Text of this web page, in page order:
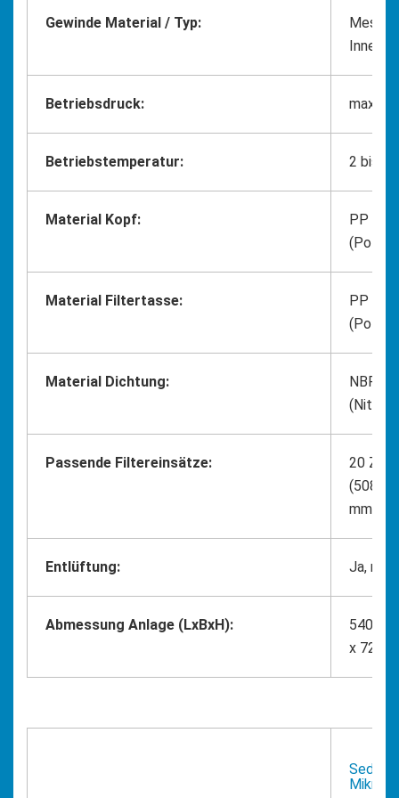
Gewinde Material / Typ:
Betriebsdruck: max. 6
Betriebstemperatur: 2 bis 45
Material Kopf:
PP
Material Filtertasse:
PP
Material Dichtung:
NBR
Passende Filtereinsätze:
20 Zoll
(508
mm)
Entlüftung: Ja, mit
Abmessung Anlage (LxBxH):
x 720
Mikron